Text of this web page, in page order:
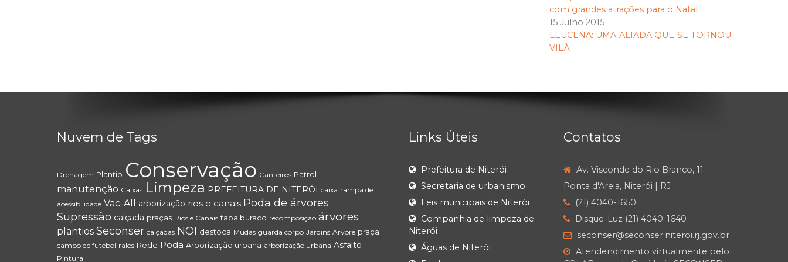
com grandes atrações para o Natal
15 Julho 2015
LEUCENA: UMA ALIADA QUE SE TORNOU
VILÃ
Nuvem de Tags
Drenagem Plantio Conservação Canteiros Patrol
manutenção Caixas Limpeza PREFEITURA DE NITERÓI caixa rampa de
acessibilidade Vac-All arborização rios e canais Poda de árvores
Supressão calçada praças Rios e Canais tapa buraco recomposição árvores
plantios Seconser calçadas NOI destoca Mudas guarda corpo Jardins Árvore praça
campo de futebol ralos Rede Poda Arborização urbana arborização urbana Asfalto
Pintura
Links Úteis
Prefeitura de Niterói
Secretaria de urbanismo
Leis municipais de Niterói
Companhia de limpeza de
Niterói
Águas de Niterói
Contatos
Av. Visconde do Rio Branco, 11
Ponta d'Areia, Niterói | RJ
(21) 4040-1650
Disque-Luz (21) 4040-1640
seconser@seconser.niteroi.rj.gov.br
Atendendimento virtualmente pelo